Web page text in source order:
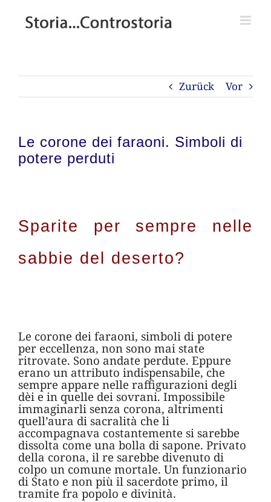
Inhalt
springen
Zurück Vor
Le corone dei faraoni. Simboli di
potere perduti
Sparite per sempre nelle
sabbie del deserto?
Le corone dei faraoni, simboli di potere
per eccellenza, non sono mai state
ritrovate. Sono andate perdute. Eppure
erano un attributo indispensabile, che
sempre appare nelle raffigurazioni degli
dèi e in quelle dei sovrani. Impossibile
immaginarli senza corona, altrimenti
quell’aura di sacralità che li
accompagnava costantemente si sarebbe
dissolta come una bolla di sapone. Privato
della corona, il re sarebbe divenuto di
colpo un comune mortale. Un funzionario
di Stato e non più il sacerdote primo, il
tramite fra popolo e divinità.